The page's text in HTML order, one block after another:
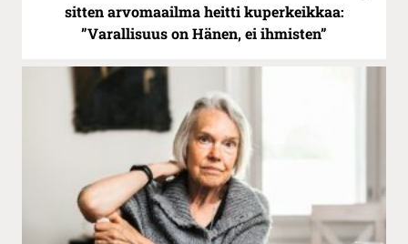
sitten arvomaailma heitti kuperkeikkaa:
”Varallisuus on Hänen, ei ihmisten”